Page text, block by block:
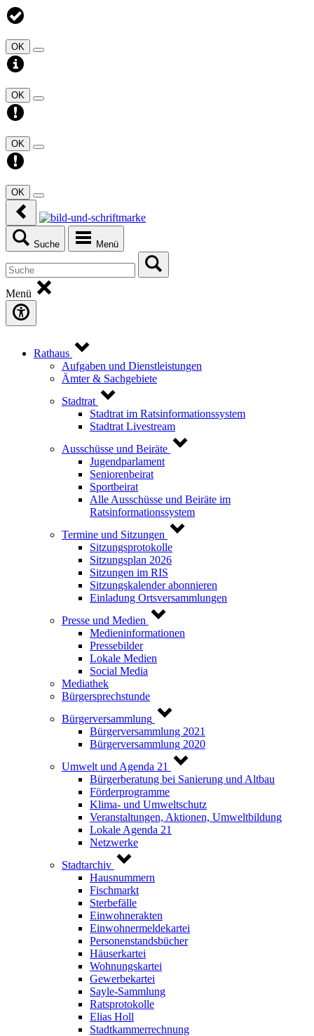
OK
OK
OK
OK
Suche Menü
Menü
Rathaus
Aufgaben und Dienstleistungen
Ämter & Sachgebiete
Stadtrat
Stadtrat im Ratsinformationssystem
Stadtrat Livestream
Ausschüsse und Beiräte
Jugendparlament
Seniorenbeirat
Sportbeirat
Alle Ausschüsse und Beiräte im
Ratsinformationssystem
Termine und Sitzungen
Sitzungsprotokolle
Sitzungsplan 2026
Sitzungen im RIS
Sitzungskalender abonnieren
Einladung Ortsversammlungen
Presse und Medien
Medieninformationen
Pressebilder
Lokale Medien
Social Media
Mediathek
Bürgersprechstunde
Bürgerversammlung
Bürgerversammlung 2021
Bürgerversammlung 2020
Umwelt und Agenda 21
Bürgerberatung bei Sanierung und Altbau
Förderprogramme
Klima- und Umweltschutz
Veranstaltungen, Aktionen, Umweltbildung
Lokale Agenda 21
Netzwerke
Stadtarchiv
Hausnummern
Fischmarkt
Sterbefälle
Einwohnerakten
Einwohnermeldekartei
Personenstandsbücher
Häuserkartei
Wohnungskartei
Gewerbekartei
Sayle-Sammlung
Ratsprotokolle
Elias Holl
Stadtkammerrechnung